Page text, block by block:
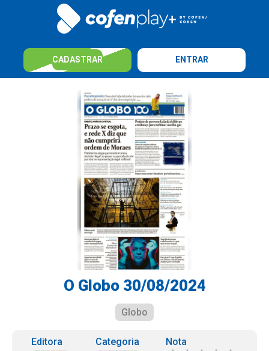
CADASTRAR ENTRAR
O Globo 30/08/2024
Globo
Editora
Categoria
Nota